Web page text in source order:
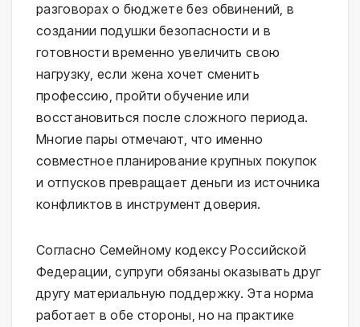
разговорах о бюджете без обвинений, в
создании подушки безопасности и в
готовности временно увеличить свою
нагрузку, если жена хочет сменить
профессию, пройти обучение или
восстановиться после сложного периода.
Многие пары отмечают, что именно
совместное планирование крупных покупок
и отпусков превращает деньги из источника
конфликтов в инструмент доверия.
Согласно Семейному кодексу Российской
Федерации, супруги обязаны оказывать друг
другу материальную поддержку. Эта норма
работает в обе стороны, но на практике